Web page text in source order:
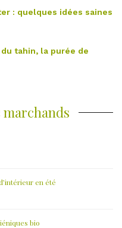
: quelques idées saines
tahin, la purée de
marchands
en été
bio